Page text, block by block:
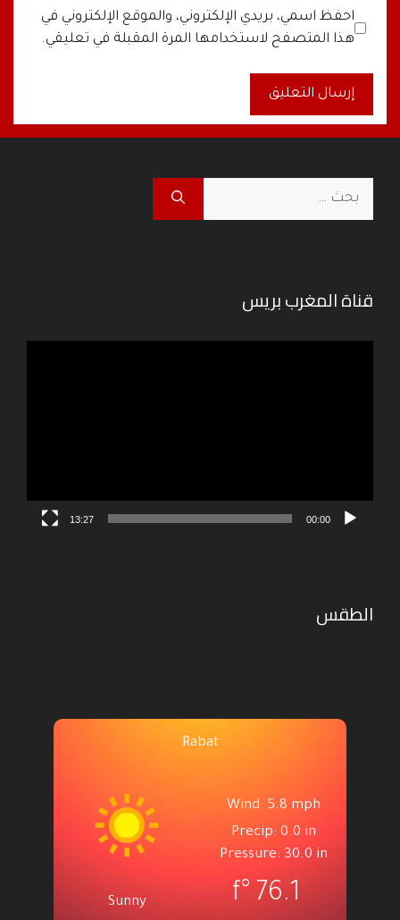
البريد
الإلكتروني
الموقع
الإلكتروني
احفظ اسمي، بريدي الإلكتروني، والموقع الإلكتروني في
هذا المتصفح لاستخدامها المرة المقبلة في تعليقي.
A
t
r
t
البحث
قناة المغرب بريس
00:00
13:27
الطقس
Rabat
Sunny
Wind: 5.8 mph
Precip: 0.0 in
Pressure: 30.0 in
76.1
°f